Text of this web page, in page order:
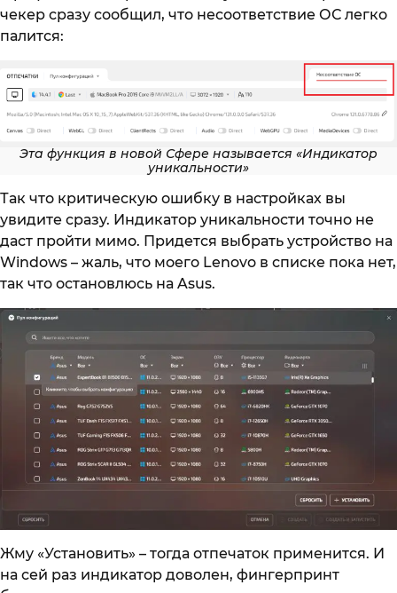
чекер сразу сообщил, что несоответствие ОС легко
палится:
Эта функция в новой Сфере называется «Индикатор
уникальности»
Так что критическую ошибку в настройках вы
увидите сразу. Индикатор уникальности точно не
даст пройти мимо. Придется выбрать устройство на
Windows – жаль, что моего Lenovo в списке пока нет,
так что остановлюсь на Asus.
Жму «Установить» – тогда отпечаток применится. И
на сей раз индикатор доволен, фингерпринт